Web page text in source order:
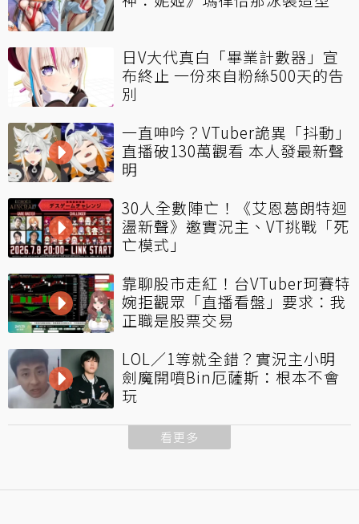
日V大代真白「畢業計數器」宣
布終止 一份來自粉絲500天的告
別
一直呻吟？VTuber詭異「抖動」
直播破130萬觀看 本人發最新聲
明
30人全數陣亡！《艾恩葛朗特迴
盪新聲》邀實況主、VT挑戰「死
亡模式」
靠聊股市走紅！台VTuber珂賽特
婉拒觀眾「直播看盤」要求：我
正職是股票交易
LOL／1等就全錯？實況主小明
劍魔開噴Bin厄薩斯：根本不會
玩
看更多